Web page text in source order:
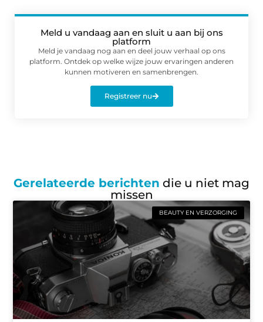
Meld u vandaag aan en sluit u aan bij ons
platform
Meld je vandaag nog aan en deel jouw verhaal op ons
platform. Ontdek op welke wijze jouw ervaringen anderen
kunnen motiveren en samenbrengen.
Registreer nu
Gerelateerde berichten die u niet mag
missen
BEAUTY EN VERZORGING